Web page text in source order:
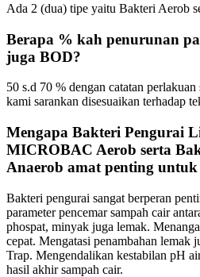
Ada 2 (dua) tipe yaitu Bakteri Aerob
Berapa % kah penurunan
juga BOD?
50 s.d 70 % dengan catatan
kami sarankan disesuaikan terhadap
Mengapa Bakteri Pengurai
MICROBAC Aerob serta
Anaerob amat penting
Bakteri pengurai sangat berperan
parameter pencemar sampah cair
phospat, minyak juga lemak.
cepat. Mengatasi penambahan lemak
Trap. Mengendalikan kestabilan pH
hasil akhir sampah cair.